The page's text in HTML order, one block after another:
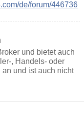
de/forum/446736
und bietet auch
, Handels- oder
und ist auch nicht